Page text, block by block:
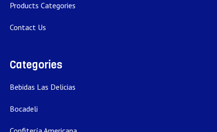
Products Categories
Contact Us
Categories
Bebidas Las Delicias
Bocadeli